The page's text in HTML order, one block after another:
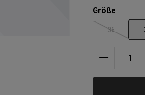
Größe
36(Diese
Produkt